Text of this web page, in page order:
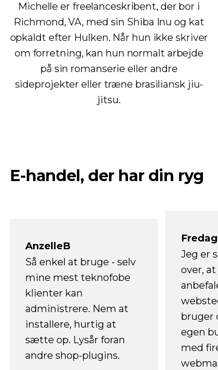
Michelle er freelanceskribent, der bor i
Richmond, VA, med sin Shiba Inu og kat
opkaldt efter Hulken. Når hun ikke skriver
om forretning, kan hun normalt arbejde
på sin romanserie eller andre
sideprojekter eller træne brasiliansk jiu-
jitsu.
E-handel, der har din ryg
AnzelleB
Så enkel at bruge - selv
mine mest teknofobe
klienter kan
administrere. Nem at
installere, hurtig at
sætte op. Lysår foran
andre shop-plugins.
Jeg er
over,
bruger
egen
med